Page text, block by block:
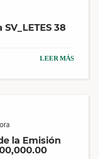
38
LEER MÁS
la Emisión